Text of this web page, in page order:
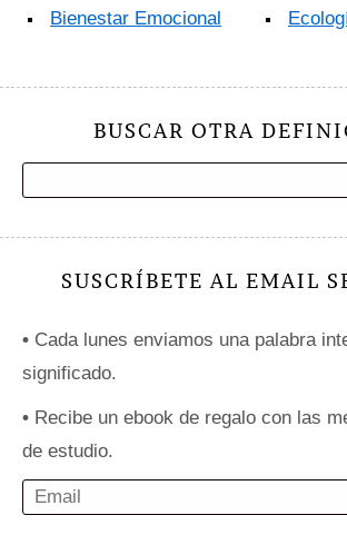
Bienestar Emocional
BUSCAR OTRA
SUSCRÍBETE AL EMAIL
• Cada lunes enviamos una palabra
significado.
• Recibe un ebook de regalo con las
de estudio.